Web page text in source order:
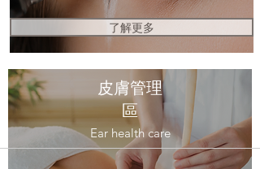
了解更多
皮膚管理
區
Ear health care